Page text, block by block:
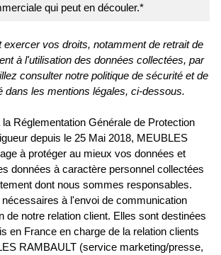
qui peut en découler.*
exercer vos droits, notamment de retrait de
à l'utilisation des données collectées, par
consulter notre politique de sécurité et de
dans les mentions légales, ci-dessous.
Réglementation Générale de Protection
depuis le 25 Mai 2018, MEUBLES
à protéger au mieux vos données et
données à caractère personnel collectées
dont nous sommes responsables.
à l'envoi de communication
de notre relation client. Elles sont destinées
en France en charge de la relation clients
RAMBAULT (service marketing/presse,